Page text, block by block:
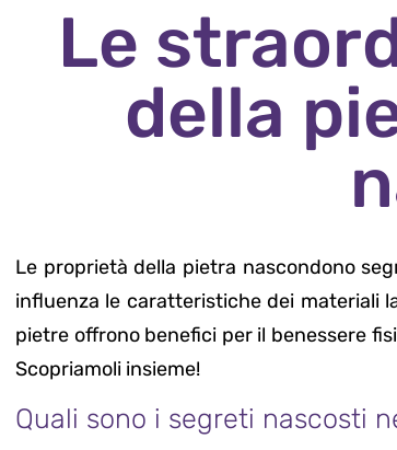
Le
della
Le proprietà della pietra nascondono
influenza le caratteristiche dei materiali
pietre offrono benefici per il benessere
Scopriamoli insieme!
Quali sono i segreti nascosti